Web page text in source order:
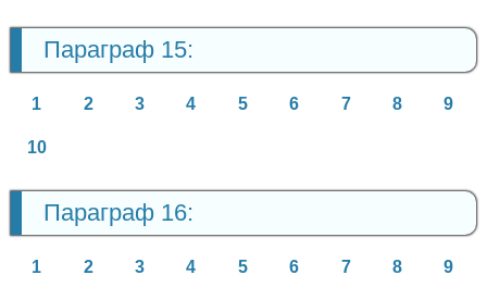
Параграф 15:
1 2 3 4 5 6 7 8 9
10
Параграф 16:
1 2 3 4 5 6 7 8 9